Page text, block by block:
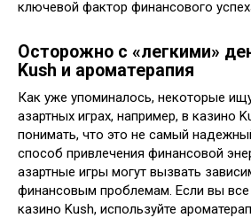
ключевой фактор финансового
Осторожно с «легкими»
Kush и ароматерапия
Как уже упоминалось, некоторые
азартных играх, например, в казино
понимать, что это не самый
способ привлечения финансовой
азартные игры могут вызвать
финансовым проблемам. Если вы
казино Kush, используйте